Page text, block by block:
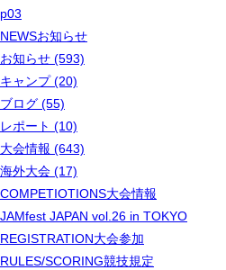
p03
NEWSお知らせ
お知らせ (593)
キャンプ (20)
ブログ (55)
レポート (10)
大会情報 (643)
海外大会 (17)
COMPETIOTIONS大会情報
JAMfest JAPAN vol.26 in TOKYO
REGISTRATION大会参加
RULES/SCORING競技規定